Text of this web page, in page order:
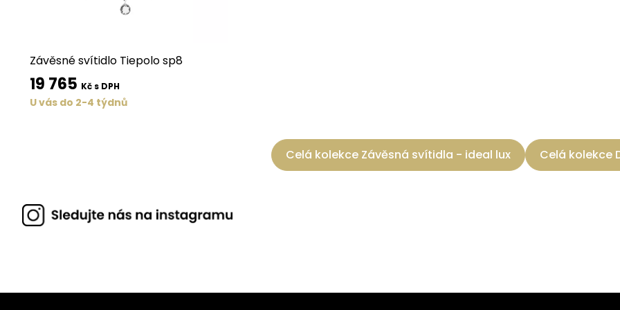
Závěsné svítidlo Tiepolo sp8
19 765 Kč s DPH
U vás do 2-4 týdnů
Celá kolekce Závěsná svítidla - ideal lux Celá kolekce